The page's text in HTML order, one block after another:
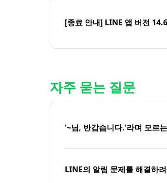
[종료 안내] LINE 앱 버전
자주 묻는 질문
'~님, 반갑습니다.'라며 모르
LINE의 알림 문제를 해결하